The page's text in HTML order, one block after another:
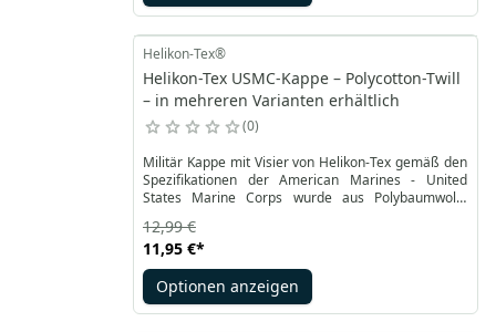
Helikon-Tex®
Helikon-Tex USMC-Kappe – Polycotton-Twill
– in mehreren Varianten erhältlich
0
Militär Kappe mit Visier von Helikon-Tex gemäß den
Spezifikationen der American Marines - United
States Marine Corps wurde aus Polybaumwolle
Visier. Die Kappe ist ist in der neuen Farbe USMC
erhältlich. Es zeigt das Logo der Filialen.
11,95 €*
12,99 €
Optionen anzeigen